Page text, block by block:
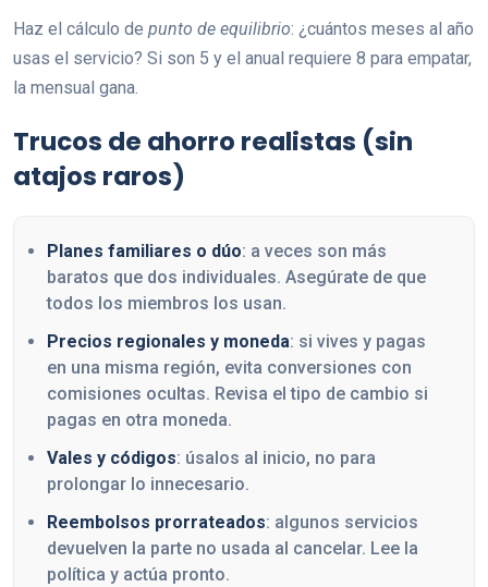
Haz el cálculo de punto de equilibrio: ¿cuántos meses al año
usas el servicio? Si son 5 y el anual requiere 8 para empatar,
la mensual gana.
Trucos de ahorro realistas (sin
atajos raros)
Planes familiares o dúo: a veces son más
baratos que dos individuales. Asegúrate de que
todos los miembros los usan.
Precios regionales y moneda: si vives y pagas
en una misma región, evita conversiones con
comisiones ocultas. Revisa el tipo de cambio si
pagas en otra moneda.
Vales y códigos: úsalos al inicio, no para
prolongar lo innecesario.
Reembolsos prorrateados: algunos servicios
devuelven la parte no usada al cancelar. Lee la
política y actúa pronto.